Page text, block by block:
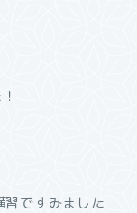
ですみました